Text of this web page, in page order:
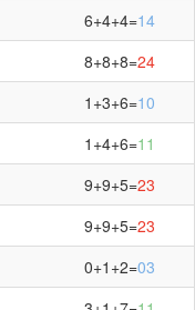
6+4+4=14
8+8+8=24
1+3+6=10
1+4+6=11
9+9+5=23
9+9+5=23
0+1+2=03